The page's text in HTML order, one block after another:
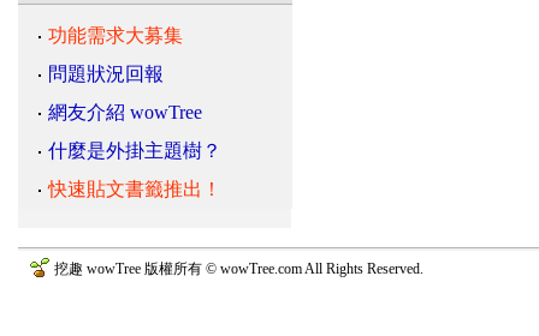
功能需求大募集
問題狀況回報
網友介紹 wowTree
什麼是外掛主題樹？
快速貼文書籤推出！
挖趣 wowTree 版權所有 © wowTree.com All Rights Reserved.